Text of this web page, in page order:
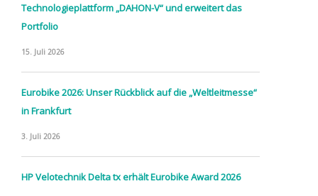
Technologieplattform „DAHON-V“ und erweitert das
Portfolio
15. Juli 2026
Eurobike 2026: Unser Rückblick auf die „Weltleitmesse“
in Frankfurt
3. Juli 2026
HP Velotechnik Delta tx erhält Eurobike Award 2026